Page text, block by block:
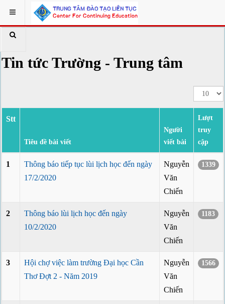
Tin tức Trường - Trung tâm
Stt
Tiêu đề bài viết
Người
viết bài
Lượt
truy
cập
1
Thông báo tiếp tục lùi lịch học đến ngày
17/2/2020
Nguyễn
Văn
Chiến
1339
2
Thông báo lùi lịch học đến ngày
10/2/2020
Nguyễn
Văn
Chiến
1183
3
Hội chợ việc làm trường Đại học Cần
Thơ Đợt 2 - Năm 2019
Nguyễn
Văn
Chiến
1566